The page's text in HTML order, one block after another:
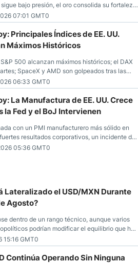
bajo presión, el oro consolida su fortaleza
económicas desde Estados
07:01 GMT0
Principales Índices de EE. UU.
Máximos Históricos
500 alcanzan máximos históricos; el DAX
SpaceX y AMD son golpeados tras las
crudo cae por debajo de los $80 con nuevas
continúa intentando estabilizarse frente al
a medida que las tasas caen en EE. UU.
06:33 GMT0
La Manufactura de EE. UU. Crece
la Fed y el BoJ Intervienen
con un PMI manufacturero más sólido en
resultados corporativos, un incidente de
desde el mercado del petróleo.
05:36 GMT0
Lateralizado el USD/MXN Durante
Agosto?
dentro de un rango técnico, aunque varios
podrían modificar el equilibrio que ha
semanas.
15:16 GMT0
Continúa Operando Sin Ninguna